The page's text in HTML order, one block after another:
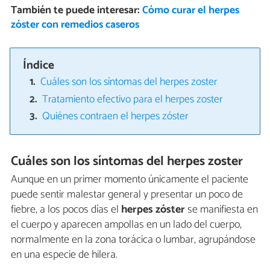
También te puede interesar:Cómo curar el herpes
zóster con remedios caseros
Índice
Cuáles son los síntomas del herpes zoster
Tratamiento efectivo para el herpes zoster
Quiénes contraen el herpes zóster
Cuáles son los síntomas del herpes zoster
Aunque en un primer momento únicamente el paciente
puede sentir malestar general y presentar un poco de
fiebre, a los pocos días el herpes zósterse manifiesta en
el cuerpo y aparecen ampollas en un lado del cuerpo,
normalmente en la zona torácica o lumbar, agrupándose
en una especie de hilera.